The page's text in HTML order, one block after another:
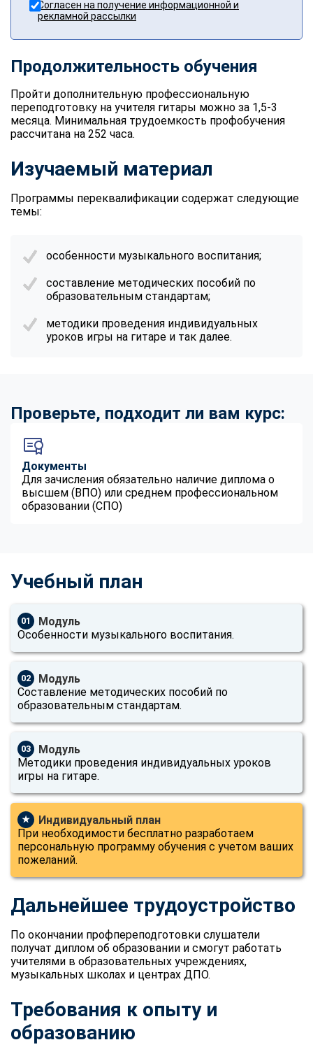
Согласен на получение информационной и
рекламной рассылки
Продолжительность обучения
Пройти дополнительную профессиональную
переподготовку на учителя гитары можно за 1,5-3
месяца. Минимальная трудоемкость профобучения
рассчитана на 252 часа.
Изучаемый материал
Программы переквалификации содержат следующие
темы:
особенности музыкального воспитания;
составление методических пособий по
образовательным стандартам;
методики проведения индивидуальных
уроков игры на гитаре и так далее.
Проверьте, подходит ли вам курс:
Документы
Для зачисления обязательно наличие диплома о
высшем (ВПО) или среднем профессиональном
образовании (СПО)
Учебный план
01
Модуль
Особенности музыкального воспитания.
02
Модуль
Составление методических пособий по
образовательным стандартам.
03
Модуль
Методики проведения индивидуальных уроков
игры на гитаре.
★
Индивидуальный план
При необходимости бесплатно разработаем
персональную программу обучения с учетом ваших
пожеланий.
Дальнейшее трудоустройство
По окончании профпереподготовки слушатели
получат диплом об образовании и смогут работать
учителями в образовательных учреждениях,
музыкальных школах и центрах ДПО.
Требования к опыту и
образованию